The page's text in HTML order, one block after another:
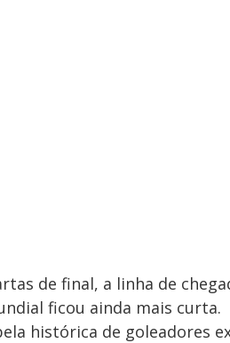
de final, a linha de
ficou ainda mais curta.
histórica de goleadores